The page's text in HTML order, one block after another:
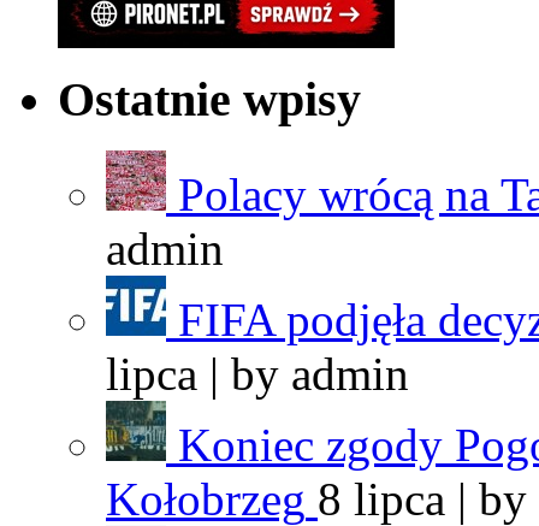
Ostatnie wpisy
Polacy wrócą na
admin
FIFA podjęła
lipca | by admin
Koniec zgody
Kołobrzeg 8 lipca | by